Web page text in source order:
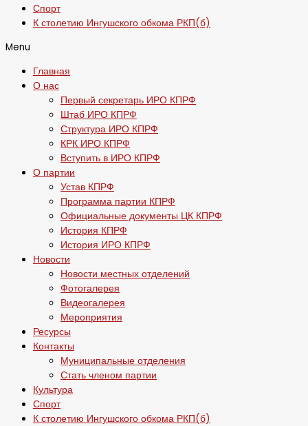
Спорт
К столетию Ингушского обкома РКП(б)
Menu
Главная
О нас
Первый секретарь ИРО КПРФ
Штаб ИРО КПРФ
Структура ИРО КПРФ
КРК ИРО КПРФ
Вступить в ИРО КПРФ
О партии
Устав КПРФ
Программа партии КПРФ
Официальные документы ЦК КПРФ
История КПРФ
История ИРО КПРФ
Новости
Новости местных отделений
Фотогалерея
Видеогалерея
Мероприятия
Ресурсы
Контакты
Муниципальные отделения
Стать членом партии
Культура
Спорт
К столетию Ингушского обкома РКП(б)